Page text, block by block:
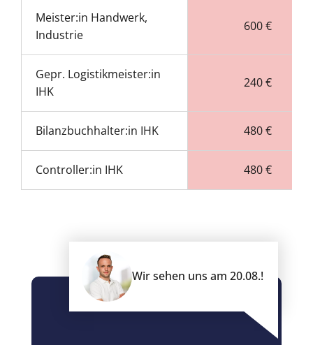
Meister:in Handwerk,
Industrie
600 €
Gepr. Logistikmeister:in
IHK
240 €
Bilanzbuchhalter:in IHK 480 €
Controller:in IHK 480 €
Wir sehen uns am 20.08.!